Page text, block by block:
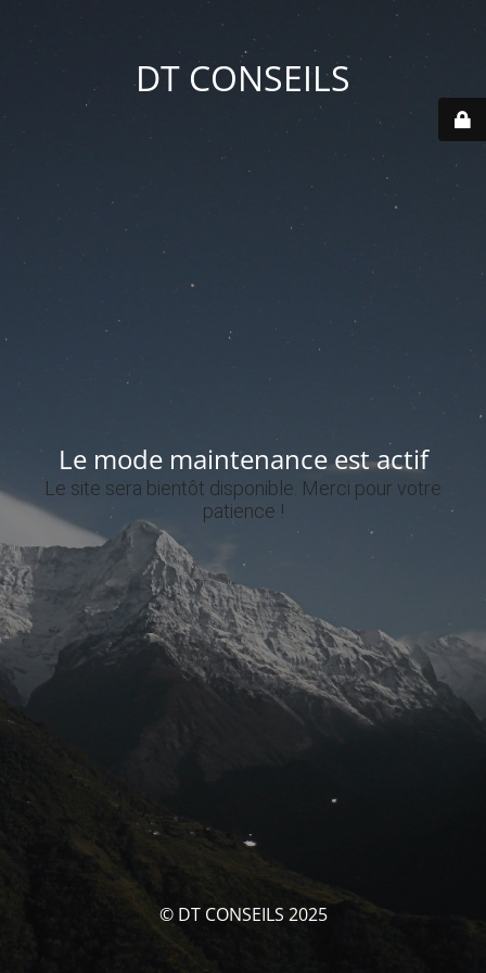
DT CONSEILS
Le mode maintenance est actif
Le site sera bientôt disponible. Merci pour votre
patience !
© DT CONSEILS 2025